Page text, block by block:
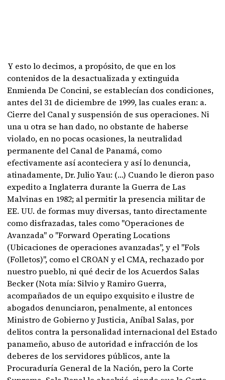
Y esto lo decimos, a propósito, de que en los
contenidos de la desactualizada y extinguida
Enmienda De Concini, se establecían dos condiciones,
antes del 31 de diciembre de 1999, las cuales eran: a.
Cierre del Canal y suspensión de sus operaciones. Ni
una u otra se han dado, no obstante de haberse
violado, en no pocas ocasiones, la neutralidad
permanente del Canal de Panamá, como
efectivamente así aconteciera y así lo denuncia,
atinadamente, Dr. Julio Yau: (…) Cuando le dieron paso
expedito a Inglaterra durante la Guerra de Las
Malvinas en 1982; al permitir la presencia militar de
EE. UU. de formas muy diversas, tanto directamente
como disfrazadas, tales como "Operaciones de
Avanzada" o "Forward Operating Locations
(Ubicaciones de operaciones avanzadas", y el "Fols
(Folletos)", como el CROAN y el CMA, rechazado por
nuestro pueblo, ni qué decir de los Acuerdos Salas
Becker (Nota mía: Silvio y Ramiro Guerra,
acompañados de un equipo exquisito e ilustre de
abogados denunciaron, penalmente, al entonces
Ministro de Gobierno y Justicia, Aníbal Salas, por
delitos contra la personalidad internacional del Estado
panameño, abuso de autoridad e infracción de los
deberes de los servidores públicos, ante la
Procuraduría General de la Nación, pero la Corte